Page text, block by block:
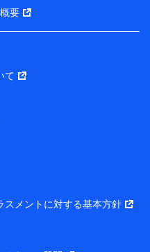
ちら の利用目的の範囲内
ィナンシャルグループ
ータを共同利用しま
の項目】
フィナンシャルグルー
ご利用に関する情報。例
用履歴などが含まれます。
要
て
スメントに対する基本方針